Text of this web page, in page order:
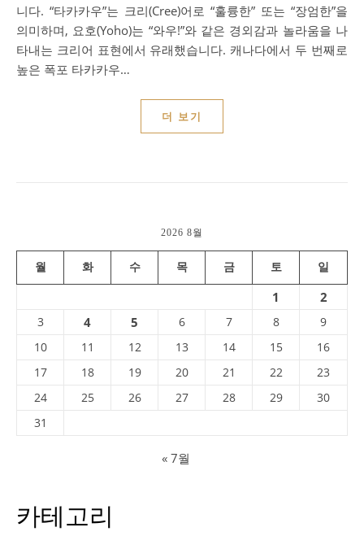
니다. “타카카우”는 크리(Cree)어로 “훌륭한” 또는 “장엄한”을
의미하며, 요호(Yoho)는 “와우!”와 같은 경외감과 놀라움을 나
타내는 크리어 표현에서 유래했습니다. 캐나다에서 두 번째로
높은 폭포 타카카우…
더 보기
2026 8월
월 화 수 목 금 토 일
1 2
3 4 5 6 7 8
9
10
11 12 13 14 15
16
17
18 19 20 21 22
23
24
25 26 27 28 29
30
31
« 7월
카테고리